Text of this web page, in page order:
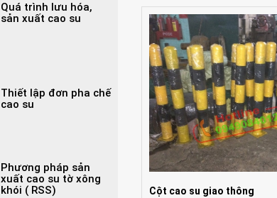
Cột cao su giao thông
Quá trình lưu hóa,
sản xuất cao su
Thiết lập đơn pha chế
cao su
Phương pháp sản
xuất cao su tờ xông
khói ( RSS)